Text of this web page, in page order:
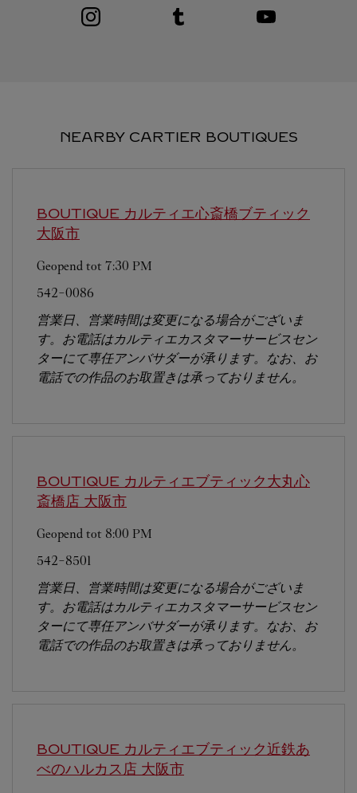
Visit us on Instagram
Link Opens in New TabVisit us on Tumblr
Link Opens in New Tab
NEARBY CARTIER BOUTIQUES
BOUTIQUE カルティエ心斎橋ブティック
大阪市
Geopend tot 7:30 PM
542-0086
営業日、営業時間は変更になる場合がございま
す。お電話はカルティエカスタマーサービスセン
ターにて専任アンバサダーが承ります。なお、お
電話での作品のお取置きは承っておりません。
BOUTIQUE カルティエブティック大丸心
斎橋店 大阪市
Geopend tot 8:00 PM
542-8501
営業日、営業時間は変更になる場合がございま
す。お電話はカルティエカスタマーサービスセン
ターにて専任アンバサダーが承ります。なお、お
電話での作品のお取置きは承っておりません。
BOUTIQUE カルティエブティック近鉄あ
べのハルカス店 大阪市